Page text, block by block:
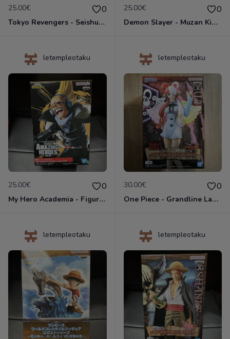
25.00€ 0
Tokyo Revengers - Seishu Inui - Figurine Banpresto
25.00€ 0
Demon Slayer - Muzan Kibutsuji Child Red Eyes ver. - Figurine Oni no Sou Vol.11 Banpresto
letempleotaku
25.00€ 0
My Hero Academia - Figurine Mic - Banpresto Amazing Heroes
letempleotaku
30.00€ 0
One Piece - Grandline Lady Red Movie Vol.1 - Uta - Figurine Banpresto
letempleotaku letempleotaku